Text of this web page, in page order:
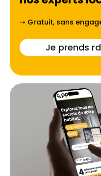
➝ Gratuit, sans
Je prends